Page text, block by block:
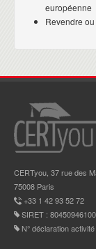
européenne
Revendre
CERTyou, 37 rue des
75008 Paris
+33 1 42 93 52 72
SIRET :
N° déclaration activité